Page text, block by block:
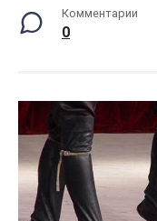
Комментарии
0